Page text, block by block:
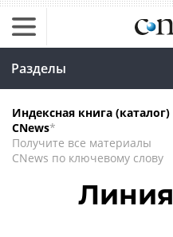
Разделы
Индексная книга (каталог)
CNews*
Получите все материалы
CNews по ключевому слову